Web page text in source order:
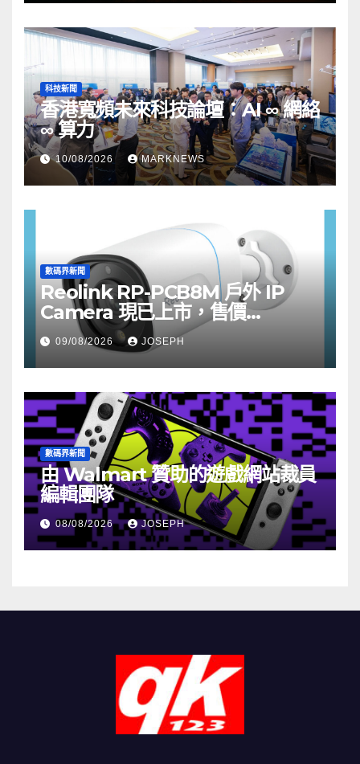
科技新聞
香港寬頻未來科技論壇：AI ∞ 網絡
∞ 算力
10/08/2026 MARKNEWS
數碼界新聞
Reolink RP-PCB8M 戶外 IP
Camera 現已上市，售價
HK$722
09/08/2026 JOSEPH
數碼界新聞
由 Walmart 贊助的遊戲網站裁員
編輯團隊
08/08/2026 JOSEPH